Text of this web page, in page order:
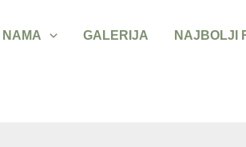
NAMA GALERIJA NAJBOLJI